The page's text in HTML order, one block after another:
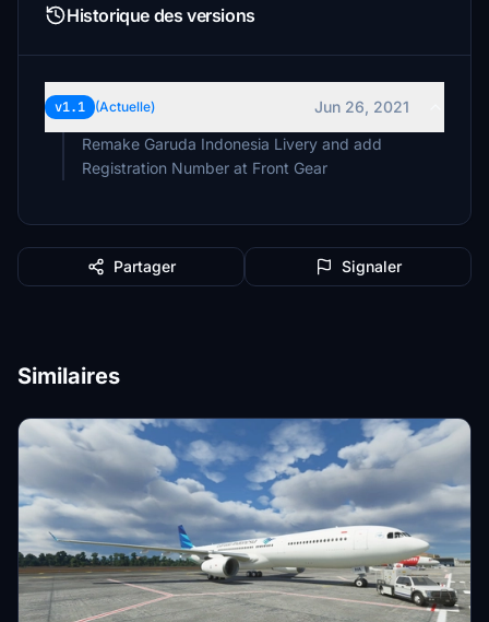
Historique des versions
v1.1 (Actuelle)
Jun 26, 2021
Remake Garuda Indonesia Livery and add
Registration Number at Front Gear
Partager Signaler
Similaires